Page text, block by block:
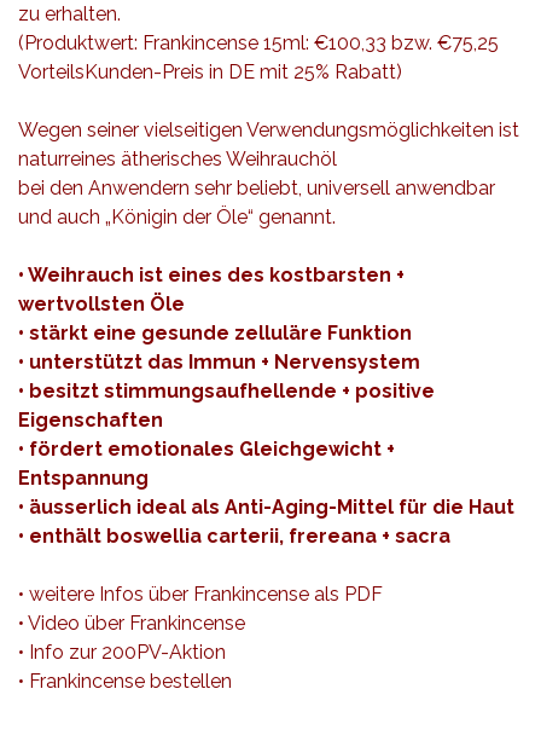
zu erhalten.
(Produktwert: Frankincense 15ml: €100,33 bzw. €75,25
VorteilsKunden-Preis in DE mit 25% Rabatt)
Wegen seiner vielseitigen Verwendungsmöglichkeiten ist
naturreines ätherisches Weihrauchöl
bei den Anwendern sehr beliebt, universell anwendbar
und auch „Königin der Öle“ genannt.
• Weihrauch ist eines des kostbarsten +
wertvollsten Öle
• stärkt eine gesunde zelluläre Funktion
• unterstützt das Immun + Nervensystem
• besitzt stimmungsaufhellende + positive
Eigenschaften
• fördert emotionales Gleichgewicht +
Entspannung
• äusserlich ideal als Anti-Aging-Mittel für die Haut
• enthält boswellia carterii, frereana + sacra
• weitere Infos über Frankincense als PDF
• Video über Frankincense
• Info zur 200PV-Aktion
• Frankincense bestellen